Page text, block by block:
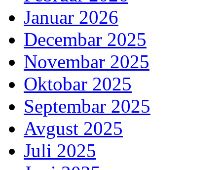
Januar 2026
Decembar 2025
Novembar 2025
Oktobar 2025
Septembar 2025
Avgust 2025
Juli 2025